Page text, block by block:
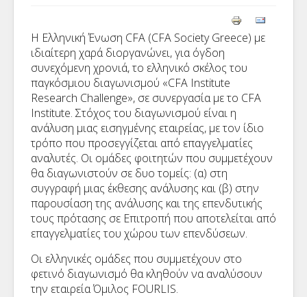
Η Ελληνική Ένωση CFA (CFA Society Greece) με
ιδιαίτερη χαρά διοργανώνει, για όγδοη
συνεχόμενη χρονιά, το ελληνικό σκέλος του
παγκόσμιου διαγωνισμού «CFA Ιnstitute
Research Challenge», σε συνεργασία με το CFA
Institute. Στόχος του διαγωνισμού είναι η
ανάλυση μιας εισηγμένης εταιρείας, με τον ίδιο
τρόπο που προσεγγίζεται από επαγγελματίες
αναλυτές. Οι ομάδες φοιτητών που συμμετέχουν
θα διαγωνιστούν σε δυο τομείς: (α) στη
συγγραφή μιας έκθεσης ανάλυσης και (β) στην
παρουσίαση της ανάλυσης και της επενδυτικής
τους πρότασης σε Επιτροπή που αποτελείται από
επαγγελματίες του χώρου των επενδύσεων.
Οι ελληνικές ομάδες που συμμετέχουν στο
φετινό διαγωνισμό θα κληθούν να αναλύσουν
την εταιρεία Όμιλος FOURLIS.